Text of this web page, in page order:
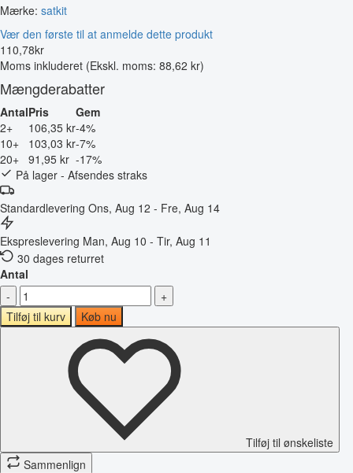
Mærke: satkit
Vær den første til at anmelde dette produkt
110,78kr
Moms inkluderet (Ekskl. moms: 88,62 kr)
Mængderabatter
AntalPris
Gem
2+
106,35 kr-4%
10+
103,03 kr-7%
20+ 91,95 kr -17%
På lager - Afsendes straks
Standardlevering Ons, Aug 12 - Fre, Aug 14
Ekspreslevering Man, Aug 10 - Tir, Aug 11
30 dages returret
Antal
-
+
Tilføj til kurv
Køb nu
Tilføj til ønskeliste
Sammenlign